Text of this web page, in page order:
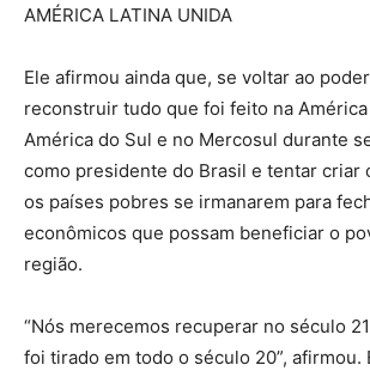
AMÉRICA LATINA UNIDA
Ele afirmou ainda que, se voltar ao
reconstruir tudo que foi feito na América
América do Sul e no Mercosul durante
como presidente do Brasil e tentar criar
os países pobres se irmanarem para
econômicos que possam beneficiar o
região.
“Nós merecemos recuperar no século
foi tirado em todo o século 20”, afirmou.